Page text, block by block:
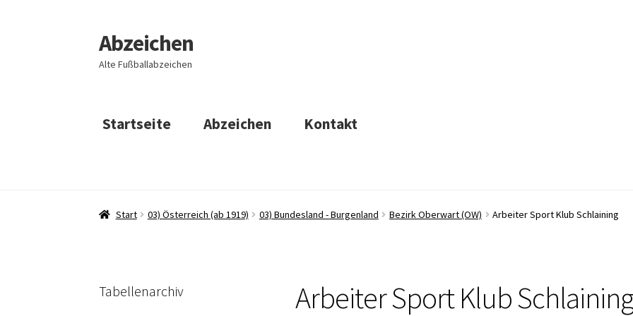
Zur
Navigation
springen
Zum
Inhalt
springen
Abzeichen
Alte Fußballabzeichen
Startseite Abzeichen Kontakt
Start 03) Österreich (ab 1919) 03) Bundesland - Burgenland Bezirk Oberwart (OW) Arbeiter Sport Klub Schlaining
Arbeiter Sport Klub Schlaining
Tabellenarchiv